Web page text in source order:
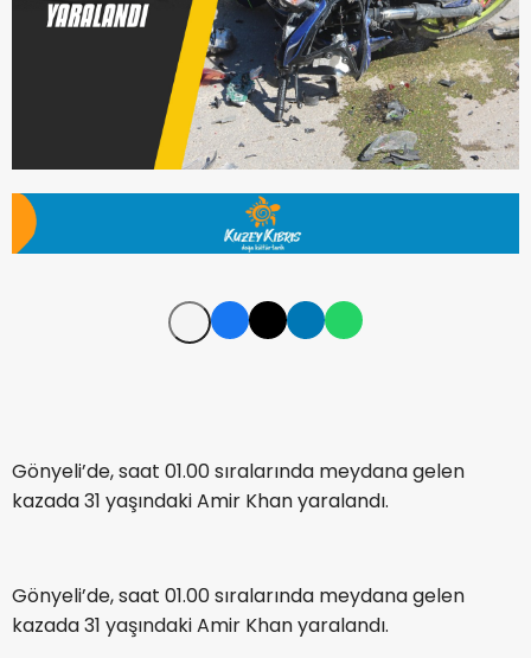
Gönyeli’de, saat 01.00 sıralarında meydana gelen
kazada 31 yaşındaki Amir Khan yaralandı.
Gönyeli’de, saat 01.00 sıralarında meydana gelen
kazada 31 yaşındaki Amir Khan yaralandı.